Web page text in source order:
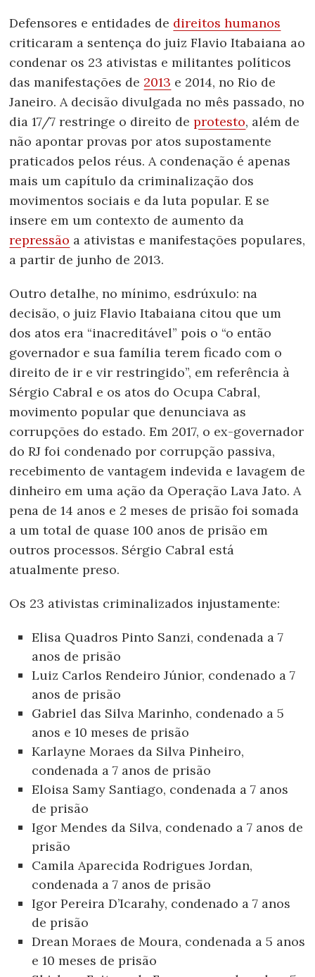
Defensores e entidades de direitos humanos
criticaram a sentença do juiz Flavio Itabaiana ao
condenar os 23 ativistas e militantes políticos
das manifestações de 2013 e 2014, no Rio de
Janeiro. A decisão divulgada no mês passado, no
dia 17/7 restringe o direito deprotesto, além de
não apontar provas por atos supostamente
praticados pelos réus. A condenação é apenas
mais um capítulo da criminalização dos
movimentos sociais e da luta popular. E se
insere em um contexto de aumento da
repressão a ativistas e manifestações populares,
a partir de junho de 2013.
Outro detalhe, no mínimo, esdrúxulo: na
decisão, o juiz Flavio Itabaiana citou que um
dos atos era “inacreditável” pois o “o então
governador e sua família terem ficado com o
direito de ir e vir restringido”, em referência à
Sérgio Cabral e os atos do Ocupa Cabral,
movimento popular que denunciava as
corrupções do estado. Em 2017, o ex-governador
do RJ foi condenado por corrupção passiva,
recebimento de vantagem indevida e lavagem de
dinheiro em uma ação da Operação Lava Jato. A
pena de 14 anos e 2 meses de prisão foi somada
a um total de quase 100 anos de prisão em
outros processos. Sérgio Cabral está
atualmente preso.
Os 23 ativistas criminalizados injustamente:
Elisa Quadros Pinto Sanzi, condenada a 7
anos de prisão
Luiz Carlos Rendeiro Júnior, condenado a 7
anos de prisão
Gabriel das Silva Marinho, condenado a 5
anos e 10 meses de prisão
Karlayne Moraes da Silva Pinheiro,
condenada a 7 anos de prisão
Eloisa Samy Santiago, condenada a 7 anos
de prisão
Igor Mendes da Silva, condenado a 7 anos de
prisão
Camila Aparecida Rodrigues Jordan,
condenada a 7 anos de prisão
Igor Pereira D’Icarahy, condenado a 7 anos
de prisão
Drean Moraes de Moura, condenada a 5 anos
e 10 meses de prisão